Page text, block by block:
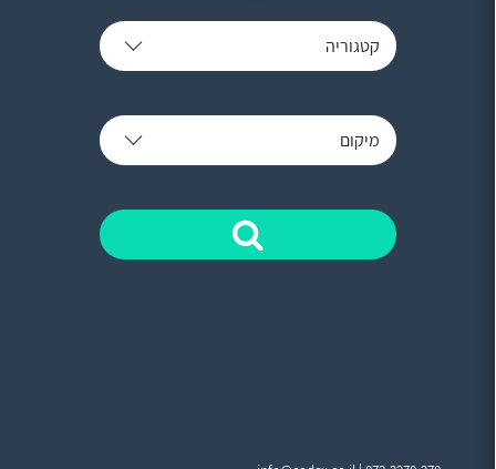
קטגוריה
מיקום